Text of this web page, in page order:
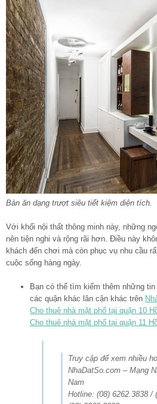
Bàn ăn dạng trượt siêu tiết kiệm diện tích.
Với khối nội thất thông minh này, những
nên tiện nghi và rộng rãi hơn. Điều này
khách đến chơi mà còn phục vụ nhu cầu
cuộc sống hàng ngày.
Bạn có thể tìm kiếm thêm những tin
các quận khác lân cận khác trên
Cho thuê nhà mặt phố tại quận 10
Cho thuê nhà mặt phố tại quận 11
Truy cập để xem nhiều
NhaDatSo.com – Mạng
Nam
Hotline: (08) 6262.3838 /